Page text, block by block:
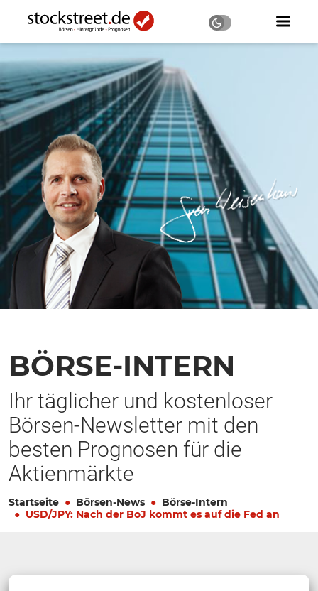
BÖRSE-INTERN
Ihr täglicher und kostenloser
Börsen-Newsletter mit den
besten Prognosen für die
Aktienmärkte
Startseite Börsen-News
Börse-Intern
USD/JPY: Nach der BoJ kommt es auf die Fed an